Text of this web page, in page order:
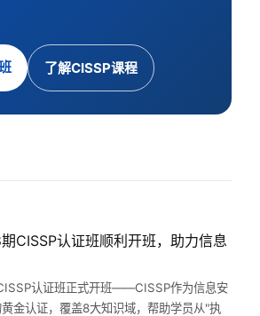
了解CISSP课程
CISSP认证班顺利开班，助力信息
认证班正式开班——CISSP作为信息安
金认证，覆盖8大知识域，帮助学员从"执